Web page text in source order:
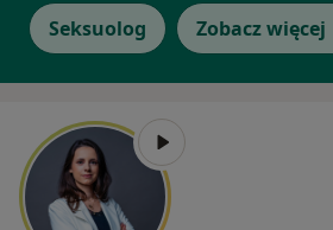
Seksuolog Zobacz więcej